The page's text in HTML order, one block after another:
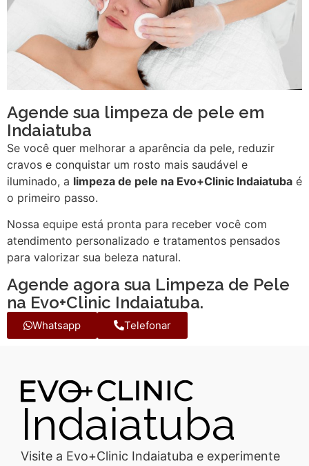
Agende sua limpeza de pele em
Indaiatuba
Se você quer melhorar a aparência da pele, reduzir
cravos e conquistar um rosto mais saudável e
iluminado, a limpeza de pele na Evo+Clinic Indaiatuba é
o primeiro passo.
Nossa equipe está pronta para receber você com
atendimento personalizado e tratamentos pensados
para valorizar sua beleza natural.
Agende agora sua Limpeza de Pele
na Evo+Clinic Indaiatuba.
Whatsapp Telefonar
Indaiatuba
Visite a Evo+Clinic Indaiatuba e experimente